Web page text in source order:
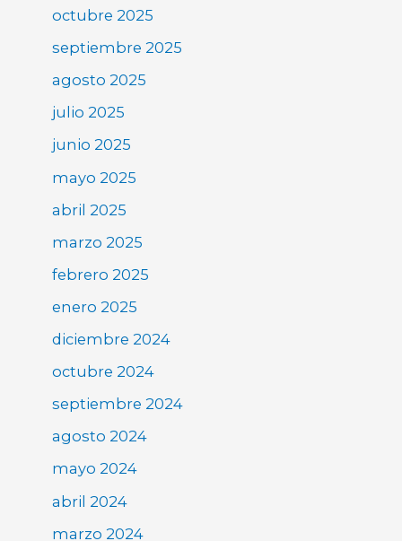
octubre 2025
septiembre 2025
agosto 2025
julio 2025
junio 2025
mayo 2025
abril 2025
marzo 2025
febrero 2025
enero 2025
diciembre 2024
octubre 2024
septiembre 2024
agosto 2024
mayo 2024
abril 2024
marzo 2024